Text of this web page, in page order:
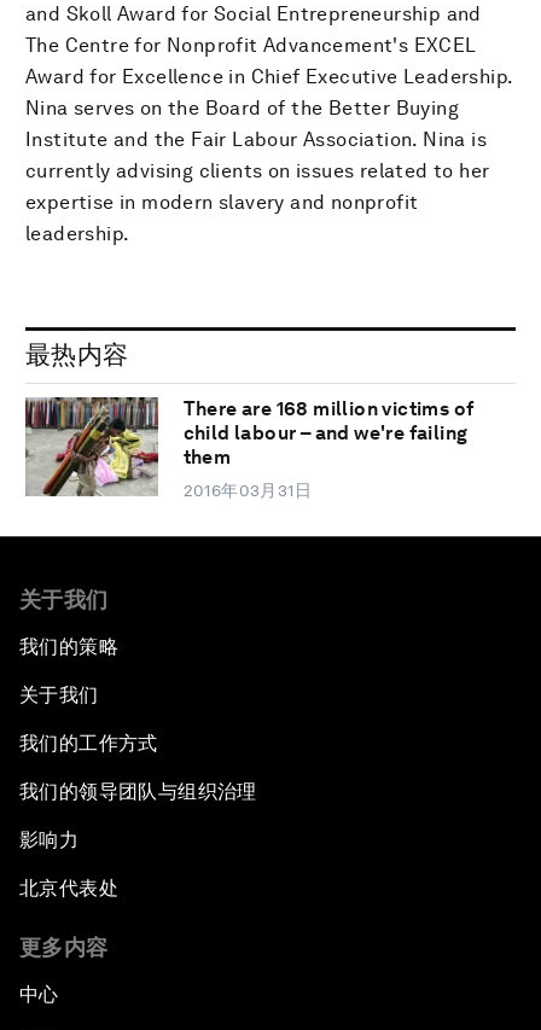
and Skoll Award for Social Entrepreneurship and
The Centre for Nonprofit Advancement's EXCEL
Award for Excellence in Chief Executive Leadership.
Nina serves on the Board of the Better Buying
Institute and the Fair Labour Association. Nina is
currently advising clients on issues related to her
expertise in modern slavery and nonprofit
leadership.
最热内容
There are 168 million victims of
child labour – and we're failing
them
2016年03月31日
关于我们
我们的策略
关于我们
我们的工作方式
我们的领导团队与组织治理
影响力
北京代表处
更多内容
中心